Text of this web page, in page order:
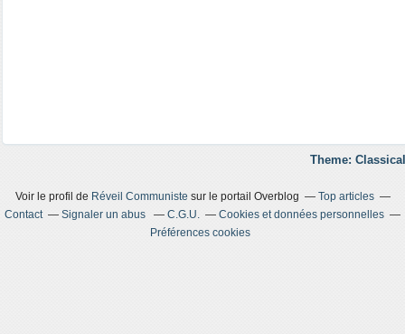
Theme:
Voir le profil de Réveil Communiste sur le portail Overblog
Top articles
Contact
Signaler un abus C.G.U.
Cookies et données personnelles
Préférences cookies